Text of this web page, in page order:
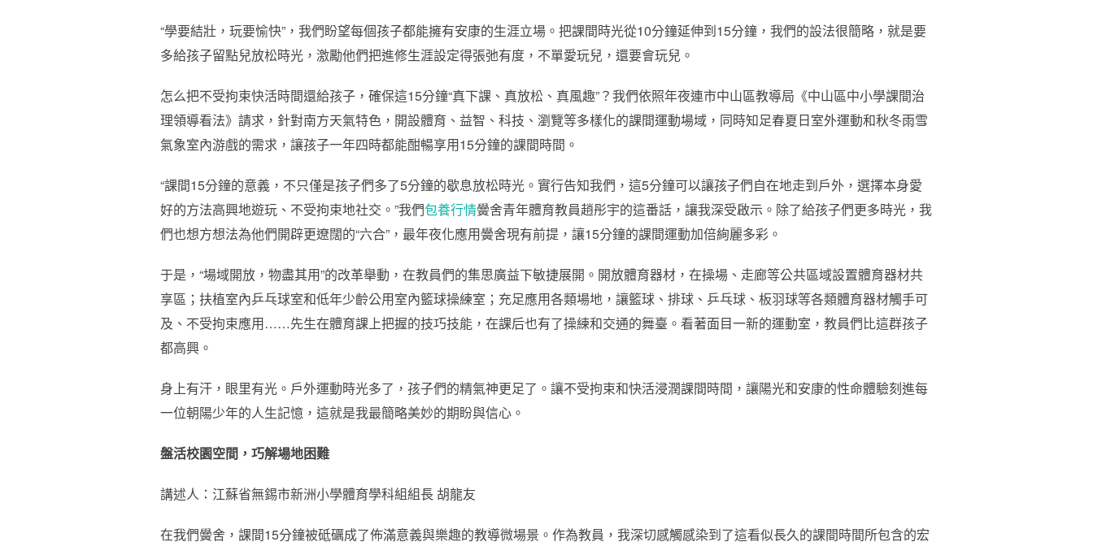
“學要結壯，玩要愉快”，我們盼望每個孩子都能擁有安康的生涯立場。把課間時光從10分鐘延伸到15分鐘，我們的設法很簡略，就是要
多給孩子留點兒放松時光，激勵他們把進修生涯設定得張弛有度，不單愛玩兒，還要會玩兒。
怎么把不受拘束快活時間還給孩子，確保這15分鐘“真下課、真放松、真風趣”？我們依照年夜連市中山區教導局《中山區中小學課間治
理領導看法》請求，針對南方天氣特色，開設體育、益智、科技、瀏覽等多樣化的課間運動場域，同時知足春夏日室外運動和秋冬雨雪
氣象室內游戲的需求，讓孩子一年四時都能酣暢享用15分鐘的課間時間。
“課間15分鐘的意義，不只僅是孩子們多了5分鐘的歇息放松時光。實行告知我們，這5分鐘可以讓孩子們自在地走到戶外，選擇本身愛
好的方法高興地遊玩、不受拘束地社交。”我們包養行情黌舍青年體育教員趙彤宇的這番話，讓我深受啟示。除了給孩子們更多時光，我
們也想方想法為他們開辟更遼闊的“六合”，最年夜化應用黌舍現有前提，讓15分鐘的課間運動加倍絢麗多彩。
于是，“場域開放，物盡其用”的改革舉動，在教員們的集思廣益下敏捷展開。開放體育器材，在操場、走廊等公共區域設置體育器材共
享區；扶植室內乒乓球室和低年少齡公用室內籃球操練室；充足應用各類場地，讓籃球、排球、乒乓球、板羽球等各類體育器材觸手可
及、不受拘束應用……先生在體育課上把握的技巧技能，在課后也有了操練和交通的舞臺。看著面目一新的運動室，教員們比這群孩子
都高興。
身上有汗，眼里有光。戶外運動時光多了，孩子們的精氣神更足了。讓不受拘束和快活浸潤課間時間，讓陽光和安康的性命體驗刻進每
一位朝陽少年的人生記憶，這就是我最簡略美妙的期盼與信心。
盤活校園空間，巧解場地困難
講述人：江蘇省無錫市新洲小學體育學科組組長 胡龍友
在我們黌舍，課間15分鐘被砥礪成了佈滿意義與樂趣的教導微場景。作為教員，我深切感觸感染到了這看似長久的課間時間所包含的宏